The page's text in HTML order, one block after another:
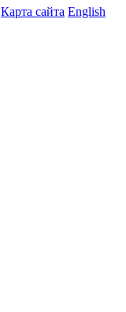
Карта сайта English